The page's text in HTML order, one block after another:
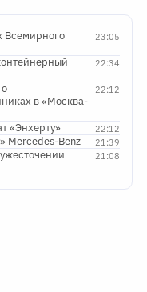
23:05
Всемирного
22:34
22:12
в «Москва-
22:12
«Энхерту»
21:39
Mercedes-Benz
21:08